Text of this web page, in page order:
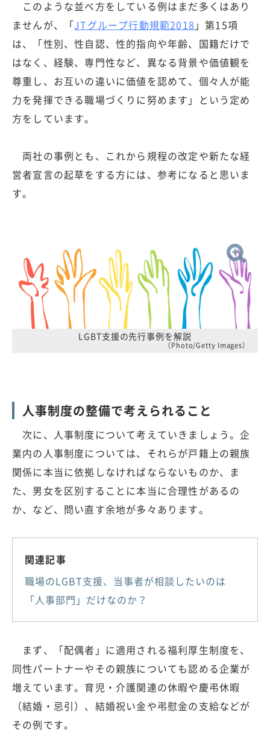
このような並べ方をしている例はまだ多くはあり
ませんが、「JTグループ行動規範2018 」第15項
は、「性別、性自認、性的指向や年齢、国籍だけで
はなく、経験、専門性など、異なる背景や価値観を
尊重し、お互いの違いに価値を認めて、個々人が能
力を発揮できる職場づくりに努めます」という定め
方をしています。
両社の事例とも、これから規程の改定や新たな経
営者宣言の起草をする方には、参考になると思いま
す。
LGBT支援の先行事例を解説
（Photo/Getty Images）
人事制度の整備で考えられること
次に、人事制度について考えていきましょう。企
業内の人事制度については、それらが戸籍上の親族
関係に本当に依拠しなければならないものか、ま
た、男女を区別することに本当に合理性があるの
か、など、問い直す余地が多々あります。
関連記事
職場のLGBT支援、当事者が相談したいのは
「人事部門」だけなのか？
まず、「配偶者」に適用される福利厚生制度を、
同性パートナーやその親族についても認める企業が
増えています。育児・介護関連の休暇や慶弔休暇
（結婚・忌引）、結婚祝い金や弔慰金の支給などが
その例です。